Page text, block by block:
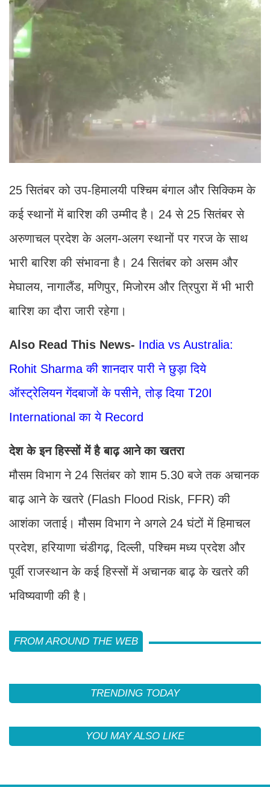
25 सितंबर को उप-हिमालयी पश्चिम बंगाल और सिक्किम के
कई स्थानों में बारिश की उम्मीद है। 24 से 25 सितंबर से
अरुणाचल प्रदेश के अलग-अलग स्थानों पर गरज के साथ
भारी बारिश की संभावना है। 24 सितंबर को असम और
मेघालय, नागालैंड, मणिपुर, मिजोरम और त्रिपुरा में भी भारी
बारिश का दौरा जारी रहेगा।
Also Read This News- India vs Australia:
Rohit Sharma की शानदार पारी ने छुड़ा दिये
ऑस्ट्रेलियन गेंदबाजों के पसीने, तोड़ दिया T20I
International का ये Record
देश के इन हिस्सों में है बाढ़ आने का खतरा
मौसम विभाग ने 24 सितंबर को शाम 5.30 बजे तक अचानक
बाढ़ आने के खतरे (Flash Flood Risk, FFR) की
आशंका जताई। मौसम विभाग ने अगले 24 घंटों में हिमाचल
प्रदेश, हरियाणा चंडीगढ़, दिल्ली, पश्चिम मध्य प्रदेश और
पूर्वी राजस्थान के कई हिस्सों में अचानक बाढ़ के खतरे की
भविष्यवाणी की है।
FROM AROUND THE WEB
TRENDING TODAY
YOU MAY ALSO LIKE